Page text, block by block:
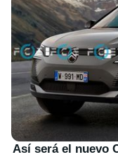
Así será el nuevo